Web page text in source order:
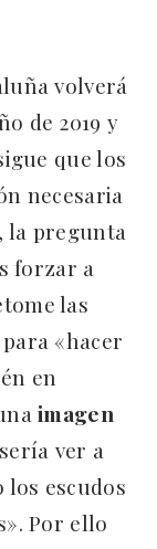
volverá
de 2019 y
que los
necesaria
la pregunta
forzar a
las
«hacer
en
imagen
ver a
los escudos
Por ello